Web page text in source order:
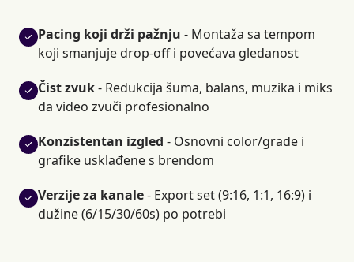
Pacing koji drži pažnju - Montaža sa tempom
koji smanjuje drop-off i povećava gledanost
Čist zvuk- Redukcija šuma, balans, muzika i miks
da video zvuči profesionalno
Konzistentan izgled - Osnovni color/grade i
grafike usklađene s brendom
Verzije za kanale- Export set (9:16, 1:1, 16:9) i
dužine (6/15/30/60s) po potrebi